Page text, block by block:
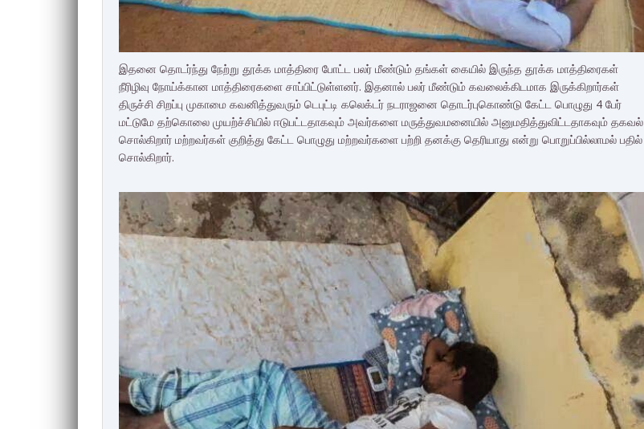
இதனை தொடர்ந்து நேற்று தூக்க மாத்திரை போட்ட பலர் மீண்டும் தங்கள் கையில் இருந்த தூக்க மாத்திரைகள்
நீரிழிவு நோய்க்கான மாத்திரைகளை சாப்பிட்டுள்ளனர். இதனால் பலர் மீண்டும் கவலைக்கிடமாக இருக்கிறார்கள்
திருச்சி சிறப்பு முகாமை கவனித்துவரும் டெபுட்டி கலெக்டர் நடராஜனை தொடர்புகொண்டு கேட்ட பொழுது 4 பேர்
மட்டுமே தற்கொலை முயற்ச்சியில் ஈடுபட்டதாகவும் அவர்களை மருத்துவமனையில் அனுமதித்துவிட்டதாகவும் தகவல்
சொல்கிறார் மற்றவர்கள் குறித்து கேட்ட பொழுது மற்றவர்களை பற்றி தனக்கு தெரியாது என்று பொறுப்பில்லாமல் பதில்
சொல்கிறார்.